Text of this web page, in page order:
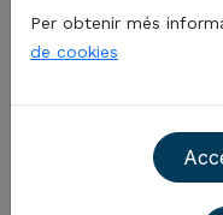
Disposem d’una
distribuïm amb
Principat
Per obtenir més
de cookies